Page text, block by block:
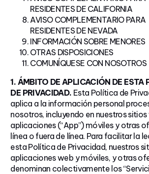
RESIDENTES DE CALIFORNIA
AVISO COMPLEMENTARIO PARA
RESIDENTES DE NEVADA
INFORMACIÓN SOBRE MENORES
OTRAS DISPOSICIONES
COMUNÍQUESE CON NOSOTROS
1. ÁMBITO DE APLICACIÓN DE ESTA
DE PRIVACIDAD. Esta Política de
aplica a la información personal
nosotros, incluyendo en nuestros sitios
aplicaciones (“App”) móviles y otras
línea o fuera de línea. Para facilitar la
esta Política de Privacidad, nuestros
aplicaciones web y móviles, y otras
denominan colectivamente los